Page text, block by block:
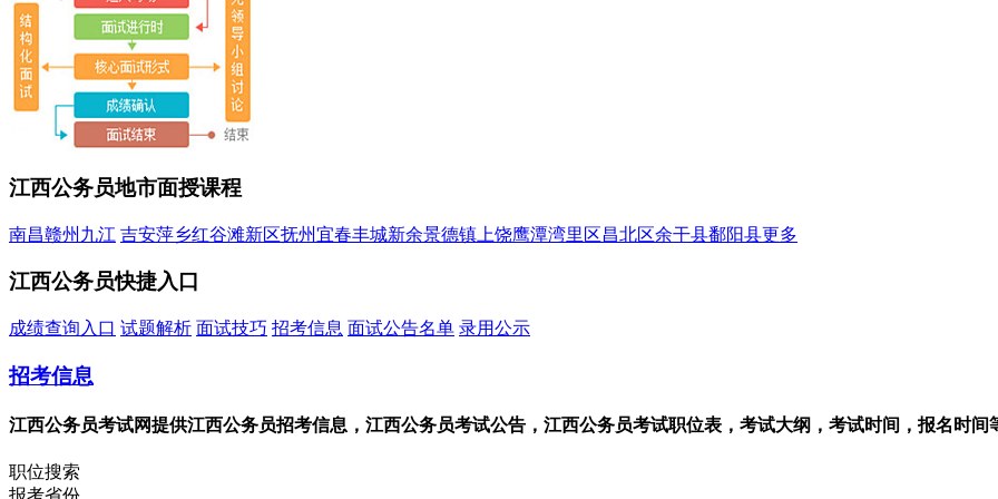
江西公务员地市面授课程
南昌赣州 九江 吉安萍乡红谷滩新区抚州宜春丰城新余景德镇 上饶鹰潭湾里区昌北区余干县鄱阳县更多
江西公务员快捷入口
成绩查询入口 试题解析 面试技巧 招考信息 面试公告名单 录用公示
招考信息
江西公务员考试网提供江西公务员招考信息，江西公务员考试公告，江西公务员考试职位表，考试大纲，考试时间，报名时间
职位搜索